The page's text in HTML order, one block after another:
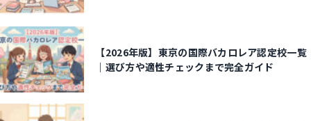
【2026年版】東京の国際バカロレア認定校一覧
｜選び方や適性チェックまで完全ガイド